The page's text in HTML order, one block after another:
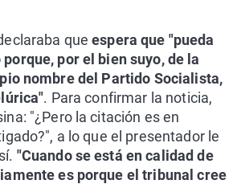
queespera que "pueda
por el bien suyo, de la
nombre del Partido Socialista,
. Para confirmar la noticia,
"¿Pero la citación es en
a lo que el presentador le
"Cuando se está en calidad de
es porque el tribunal cree